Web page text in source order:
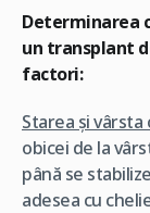
Determinarea
un transplant
factori:
Starea și vârsta
obicei de la
până se
adesea cu